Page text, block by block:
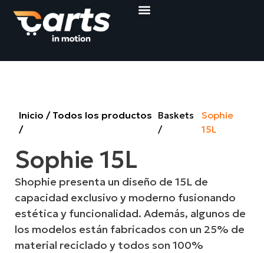
Inicio / Todos los productos
/
Baskets
Sophie
15L
Sophie 15L
Shophie presenta un diseño de 15L de
capacidad exclusivo y moderno fusionando
estética y funcionalidad. Además, algunos de
los modelos están fabricados con un 25% de
material reciclado y todos son 100%